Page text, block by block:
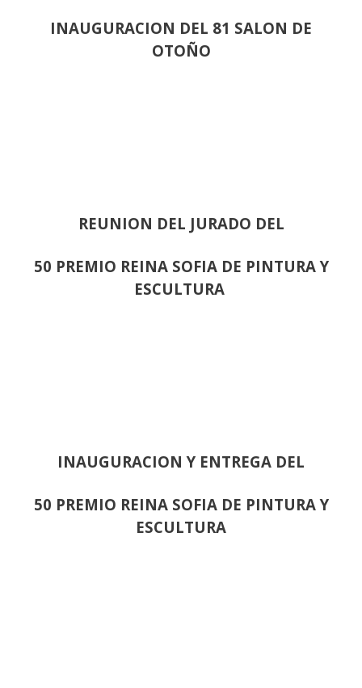
INAUGURACION DEL 81 SALON DE
OTOÑO
REUNION DEL JURADO DEL
50 PREMIO REINA SOFIA DE PINTURA Y
ESCULTURA
INAUGURACION Y ENTREGA DEL
50 PREMIO REINA SOFIA DE PINTURA Y
ESCULTURA